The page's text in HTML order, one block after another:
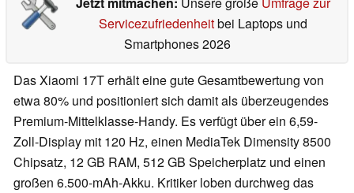
Servicezufriedenheitbei Laptops und
Smartphones 2026
Das Xiaomi 17T erhält eine gute Gesamtbewertung von
etwa 80% und positioniert sich damit als überzeugendes
Premium-Mittelklasse-Handy. Es verfügt über ein 6,59-
Zoll-Display mit 120 Hz, einen MediaTek Dimensity 8500
Chipsatz, 12 GB RAM, 512 GB Speicherplatz und einen
großen 6.500-mAh-Akku. Kritiker loben durchweg das